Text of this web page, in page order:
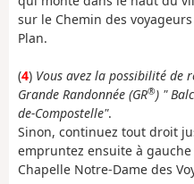
sur le Chemin des
Plan.
(4) Vous avez la possibilité de
Grande Randonnée (GR®) "
de-Compostelle".
Sinon, continuez tout droit
empruntez ensuite à gauche
Chapelle Notre-Dame des